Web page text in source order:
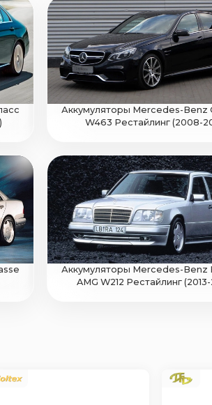
Аккумуляторы Mercedes-Benz
W463 Рестайлинг (2008-
Аккумуляторы Mercedes-Benz
AMG W212 Рестайлинг (2013-